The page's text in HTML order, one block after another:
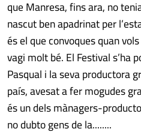
que Manresa, fins ara, no
nascut ben apadrinat per
és el que convoques quan
vagi molt bé. El Festival s’ha
Pasqual i la seva productora
país, avesat a fer mogudes
és un dels mànagers-
no dubto gens de la........